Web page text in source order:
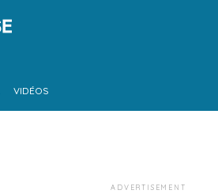
VIDÉOS
ADVERTISEMENT